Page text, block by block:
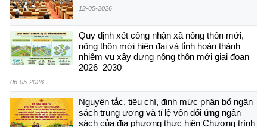
12-05-2026
Quy định xét công nhận xã nông thôn mới,
nông thôn mới hiện đại và tỉnh hoàn thành
nhiệm vụ xây dựng nông thôn mới giai đoạn
2026–2030
06-05-2026
Nguyên tắc, tiêu chí, định mức phân bổ ngân
sách trung ương và tỉ lệ vốn đối ứng ngân
sách của địa phương thực hiện Chương trình